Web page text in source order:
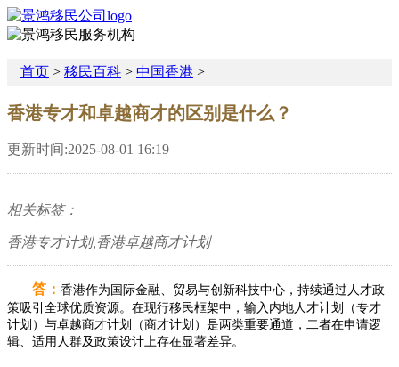
首页 > 移民百科 > 中国香港 >
香港专才和卓越商才的区别是什么？
更新时间:2025-08-01 16:19
相关标签：
香港专才计划,香港卓越商才计划
答： 香港作为国际金融、贸易与创新科技中心，持续通过人才政
策吸引全球优质资源。在现行移民框架中，输入内地人才计划（专才
计划）与卓越商才计划（商才计划）是两类重要通道，二者在申请逻
辑、适用人群及政策设计上存在显著差异。